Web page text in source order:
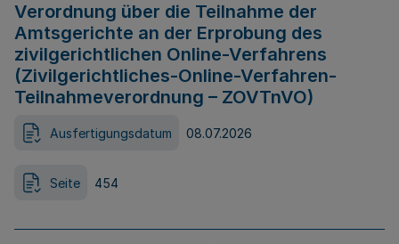
Verordnung über die Teilnahme der
Amtsgerichte an der Erprobung des
zivilgerichtlichen Online-Verfahrens
(Zivilgerichtliches-Online-Verfahren-
Teilnahmeverordnung – ZOVTnVO)
Ausfertigungsdatum 08.07.2026
Seite 454